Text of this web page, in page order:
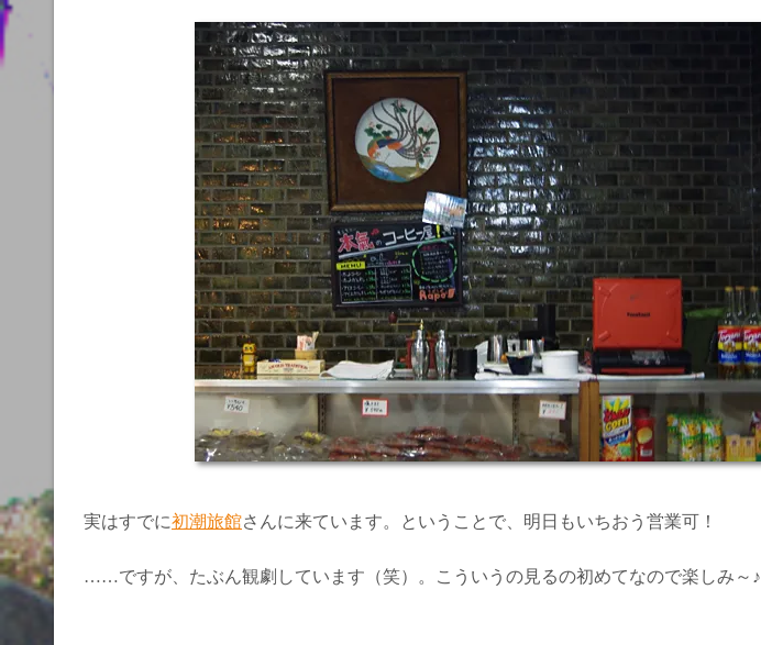
実はすでに初潮旅館さんに来ています。ということで、明日もいちおう営業可！
……ですが、たぶん観劇しています（笑）。こういうの見るの初めてなので楽しみ～♪